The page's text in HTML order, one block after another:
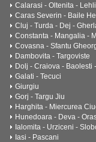
Calarasi - Oltenita -
Caras Severin - Baile
Cluj - Turda - Dej -
Constanta - Mangalia -
Covasna - Sfantu
Dambovita - Targoviste
Dolj - Craiova - Baolesti
Galati - Tecuci
Giurgiu
Gorj - Targu Jiu
Harghita - Miercurea
Hunedoara - Deva -
Ialomita - Urziceni -
Iasi - Pascani